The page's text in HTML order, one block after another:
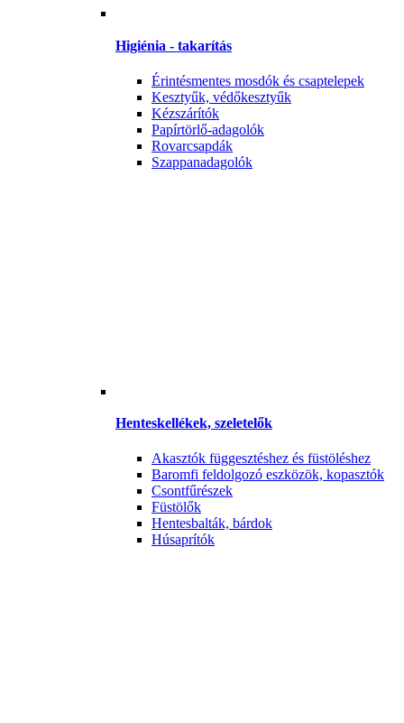
Higiénia - takarítás
Érintésmentes mosdók és csaptelepek
Kesztyűk, védőkesztyűk
Kézszárítók
Papírtörlő-adagolók
Rovarcsapdák
Szappanadagolók
Henteskellékek, szeletelők
Akasztók függesztéshez és füstöléshez
Baromfi feldolgozó eszközök, kopasztók
Csontfűrészek
Füstölők
Hentesbalták, bárdok
Húsaprítók